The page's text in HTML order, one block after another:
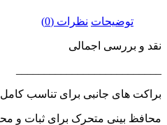
توضیحات نظرات (0)
نقد و بررسی اجمالی
براکت های جانبی برای تناسب کامل
محافظ بینی متحرک برای ثبات و